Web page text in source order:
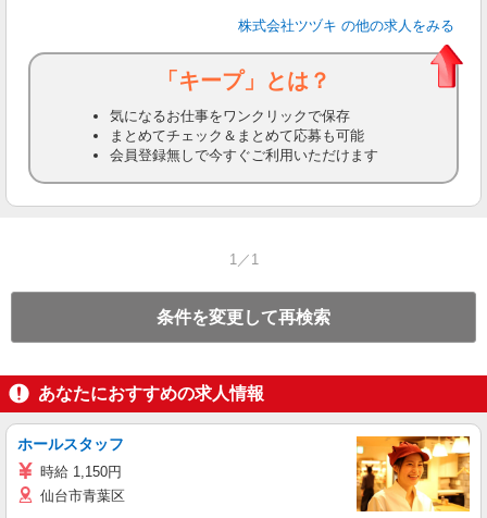
株式会社ツヅキ の他の求人をみる
「キープ」とは？
気になるお仕事をワンクリックで保存
まとめてチェック＆まとめて応募も可能
会員登録無しで今すぐご利用いただけます
1／1
条件を変更して再検索
あなたにおすすめの求人情報
ホールスタッフ
時給 1,150円
仙台市青葉区